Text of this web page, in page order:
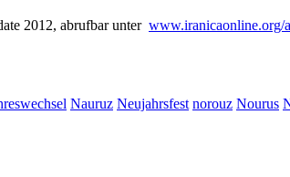
2012, abrufbar unter www.iranicaonline.org/
Nauruz Neujahrsfest norouz Nourus